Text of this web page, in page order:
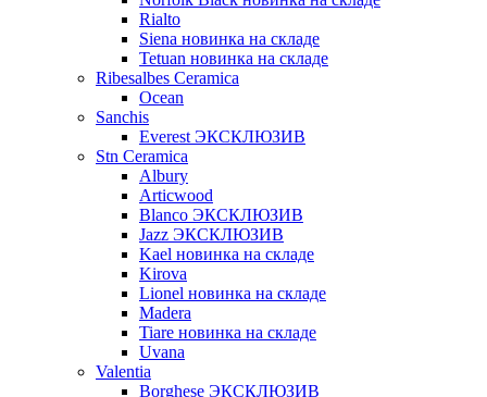
Rialto
Siena новинка на складе
Tetuan новинка на складе
Ribesalbes Ceramica
Ocean
Sanchis
Everest ЭКСКЛЮЗИВ
Stn Ceramica
Albury
Articwood
Blanco ЭКСКЛЮЗИВ
Jazz ЭКСКЛЮЗИВ
Kael новинка на складе
Kirova
Lionel новинка на складе
Madera
Tiare новинка на складе
Uvana
Valentia
Borghese ЭКСКЛЮЗИВ